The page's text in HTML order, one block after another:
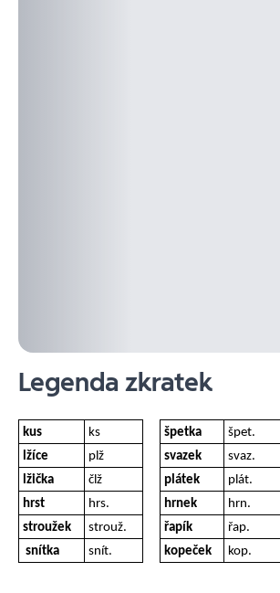
Legenda zkratek
kus ks špetka
špet.
lžíce
plž svazek
svaz.
lžička
člž plátek
plát.
hrst
hrs. hrnek
hrn.
stroužek
strouž. řapík
řap.
snítka
snít. kopeček kop.